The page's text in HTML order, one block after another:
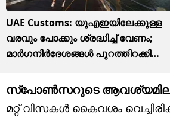
UAE Customs: യുഎഇയിലേക്കുള്ള
വരവും പോക്കും ശ്രദ്ധിച്ച് വേണം;
മാര്‍ഗനിര്‍ദേശങ്ങള്‍ പുറത്തിറക്കി
സ്‌പോണ്‍സറുടെ
മറ്റ് വിസകള്‍ കൈവശം